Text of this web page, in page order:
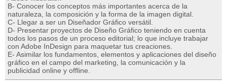
B- Conocer los conceptos más importantes acerca de la
naturaleza, la composición y la forma de la imagen digital.
C- Llegar a ser un Diseñador Gráfico versátil.
D- Presentar proyectos de Diseño Gráfico teniendo en cuenta
todos los pasos de un proceso editorial; lo que incluye trabajar
con Adobe InDesign para maquetar tus creaciones.
E- Asimilar los fundamentos, elementos y aplicaciones del diseño
gráfico en el campo del marketing, la comunicación y la
publicidad online y offline.